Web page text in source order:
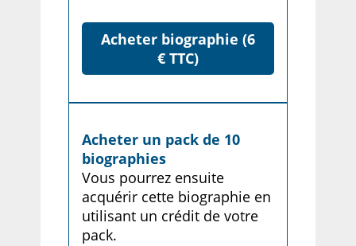
Acheter biographie (6
€ TTC)
Acheter un pack de 10
biographies
Vous pourrez ensuite
acquérir cette biographie en
utilisant un crédit de votre
pack.